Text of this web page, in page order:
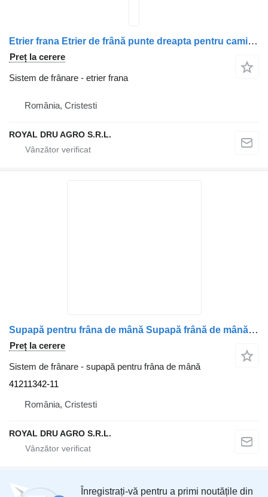
Etrier frana Etrier de frână punte dreapta pentru camion Irisbus – Coduri 5001019719, 5001019718
Preț la cerere
Sistem de frânare - etrier frana
România, Cristesti
ROYAL DRU AGRO S.R.L.
Supapă pentru frâna de mână Supapă frână de mână 41211342-11 pentru camion Irisbus
Preț la cerere
Sistem de frânare - supapă pentru frâna de mână
41211342-11
România, Cristesti
ROYAL DRU AGRO S.R.L.
Înregistrați-vă pentru a primi noutățile din